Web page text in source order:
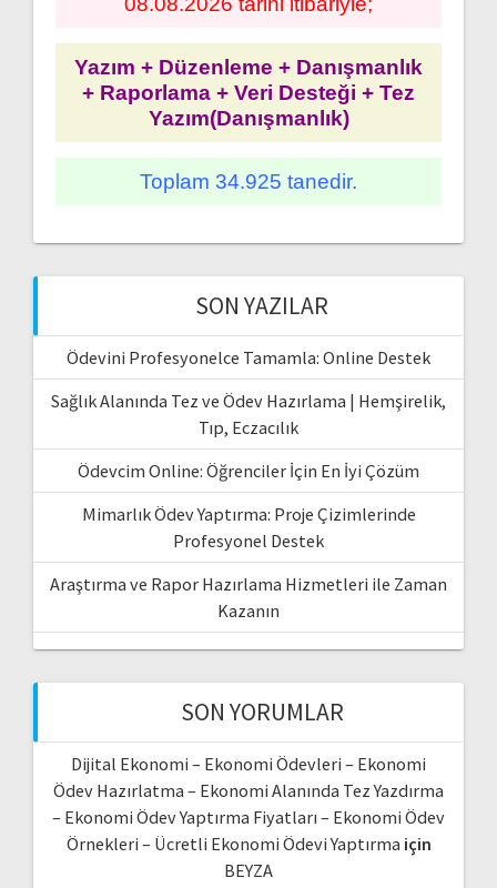
Yazım + Düzenleme + Danışmanlık
+ Raporlama + Veri Desteği + Tez
Yazım(Danışmanlık)
Toplam 34.925 tanedir.
SON YAZILAR
Ödevini Profesyonelce Tamamla: Online Destek
Sağlık Alanında Tez ve Ödev Hazırlama | Hemşirelik,
Tıp, Eczacılık
Ödevcim Online: Öğrenciler İçin En İyi Çözüm
Mimarlık Ödev Yaptırma: Proje Çizimlerinde
Profesyonel Destek
Araştırma ve Rapor Hazırlama Hizmetleri ile Zaman
Kazanın
SON YORUMLAR
Dijital Ekonomi – Ekonomi Ödevleri – Ekonomi
Ödev Hazırlatma – Ekonomi Alanında Tez Yazdırma
– Ekonomi Ödev Yaptırma Fiyatları – Ekonomi Ödev
Örnekleri – Ücretli Ekonomi Ödevi Yaptırma için
BEYZA